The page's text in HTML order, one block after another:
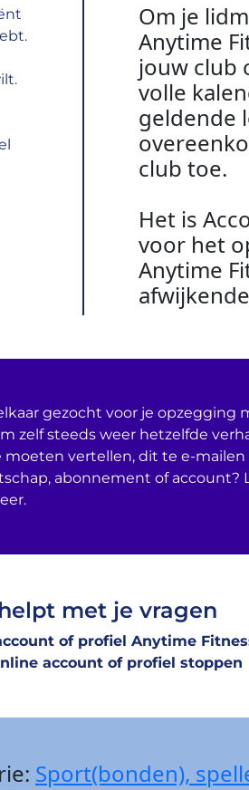
Om je
Anytime
jouw club
volle
geldende
club toe.
Het is
voor het
Anytime
gezocht voor je opzegging
zelf steeds weer hetzelfde
vertellen, dit te e-mailen
abonnement of account?
met je vragen
of profiel Anytime
account of profiel stoppen
Sport(bonden),